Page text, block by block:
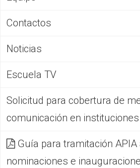
Contactos
Noticias
Escuela TV
Solicitud para cobertura de
comunicación en
Guía para tramitación
nominaciones e